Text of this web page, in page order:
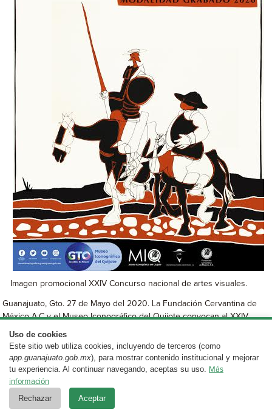
Imagen promocional XXIV Concurso nacional de artes visuales.
Guanajuato, Gto. 27 de Mayo del 2020. La Fundación Cervantina de
México A.C y el Museo Iconográfico del Quijote convocan al XXIV
Con la finalidad de preservar, conservar y difundir la obra de Miguel de
Cervantes Saavedra la temática se realizará en torno a una
interpretación plástica del capítulo III en la primera parte de la novela
de Don Quijote de la Mancha.
La convocatoria es de carácter abierto, pues podrán participar
Uso de cookies
Este sitio web utiliza cookies, incluyendo de terceros (como
app.guanajuato.gob.mx), para mostrar contenido institucional y mejorar
tu experiencia. Al continuar navegando, aceptas su uso. Más
información
Rechazar Aceptar